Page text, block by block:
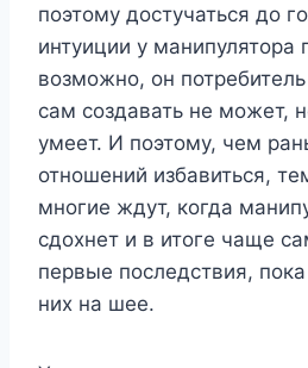
поэтому достучаться до
интуиции у манипулятора
возможно, он
сам создавать не может,
умеет. И поэтому, чем
отношений избавиться,
многие ждут, когда
сдохнет и в итоге чаще
первые последствия,
них на шее.